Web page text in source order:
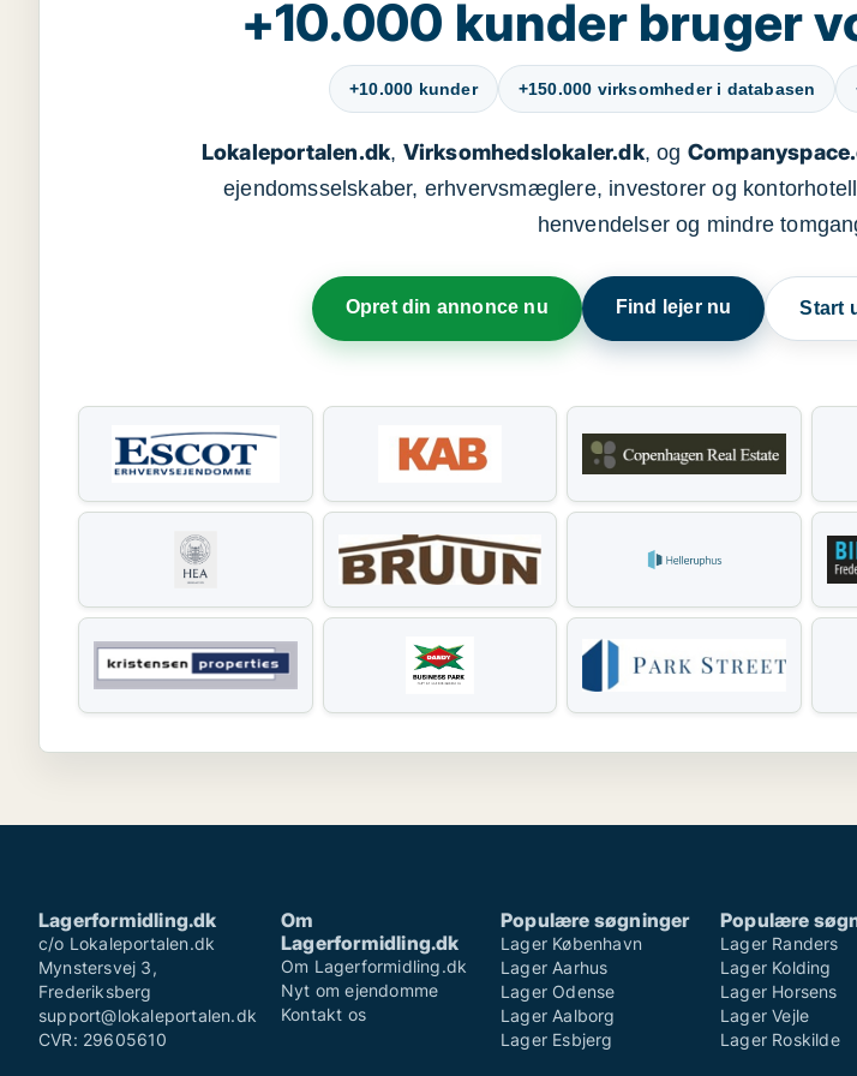
+10.000 kunder bruger
+10.000 kunder +150.000 virksomheder i databasen
Lokaleportalen.dk, Virksomhedslokaler.dk, og
ejendomsselskaber, erhvervsmæglere, investorer og
henvendelser og mindre
Opret din annonce nu Find lejer nu Start
Lagerformidling.dk
c/o Lokaleportalen.dk
Mynstersvej 3,
Frederiksberg
support@lokaleportalen.dk
CVR: 29605610
Om
Lagerformidling.dk
Om Lagerformidling.dk
Nyt om ejendomme
Kontakt os
Populære søgninger
Lager København
Lager Aarhus
Lager Odense
Lager Aalborg
Lager Esbjerg
Populære
Lager Randers
Lager Kolding
Lager Horsens
Lager Vejle
Lager Roskilde